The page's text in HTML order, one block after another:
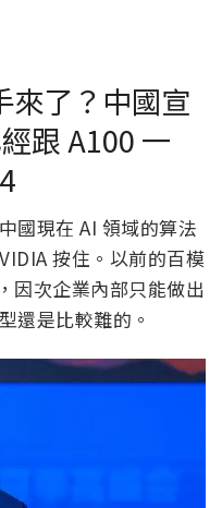
來了？中國宣
跟 A100 一
國現在 AI 領域的算法
按住。以前的百模
因次企業內部只能做出
還是比較難的。